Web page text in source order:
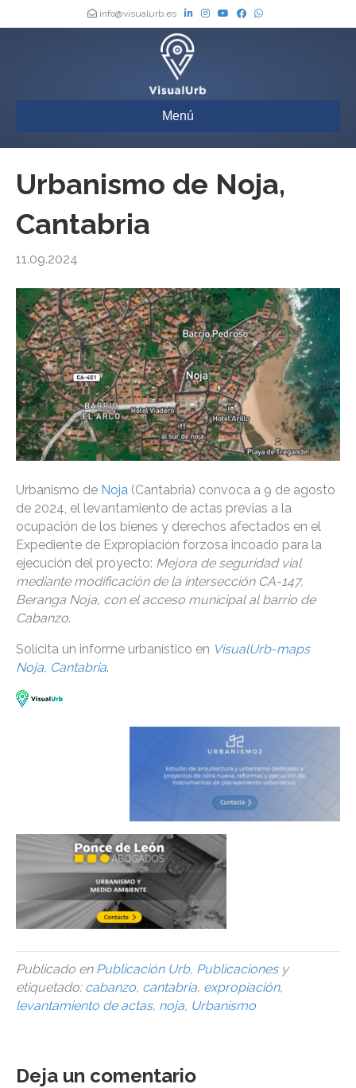
info@visualurb.es
Menú
Urbanismo de Noja,
Cantabria
11.09.2024
Urbanismo de Noja (Cantabria) convoca a 9 de agosto
de 2024, el levantamiento de actas previas a la
ocupación de los bienes y derechos afectados en el
Expediente de Expropiación forzosa incoado para la
ejecución del proyecto: Mejora de seguridad vial
mediante modificación de la intersección CA-147,
Beranga Noja, con el acceso municipal al barrio de
Cabanzo.
Solicita un informe urbanístico en VisualUrb-maps
Noja, Cantabria.
Publicado en Publicación Urb, Publicacionesy
etiquetado: cabanzo, cantabria, expropiación,
levantamiento de actas, noja, Urbanismo
Deja un comentario